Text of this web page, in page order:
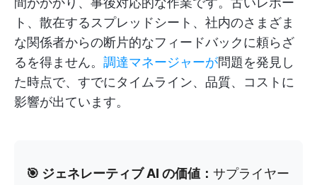
ト、散在するスプレッドシート、社内のさまざま
な関係者からの断片的なフィードバックに頼らざ
るを得ません。 調達マネージャーが問題を発見し
た時点で、すでにタイムライン、品質、コストに
影響が出ています。
🎯 ジェネレーティブ AI の価値： サプライヤー